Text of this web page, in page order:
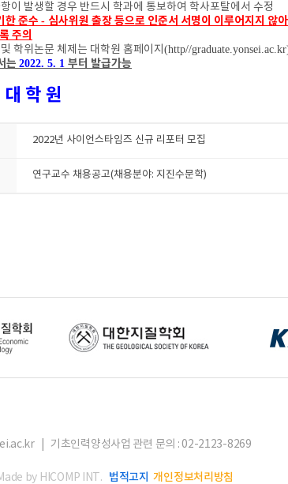
이 발생할 경우 반드시 학과에 통보하여 학사포탈에서 수정
한 준수 - 심사위원 출장 등으로 인준서 서명이 이루어지지 않
주의
학위논문 체제는 대학원 홈페이지 (http//
는 2022. 5. 1 부터 발급가능
학 원
2022년 사이언스타임즈 신규 리포터 모집
연구교수 채용공고(채용분야: 지진수문학)
| 기초인력양성사업 관련 문의 : 02-2123-8269
by HICOMP INT. 법적고지 개인정보처리방침